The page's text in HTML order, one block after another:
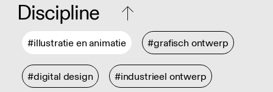
Discipline
#illustratie en animatie #grafisch ontwerp
#digital design #industrieel ontwerp